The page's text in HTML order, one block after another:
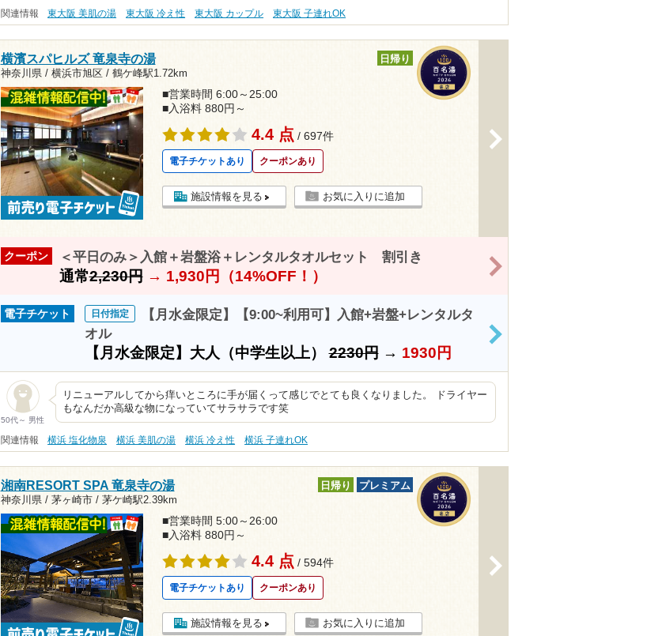
関連情報 東大阪 美肌の湯 東大阪 冷え性 東大阪 カップル 東大阪 子連れOK
横濱スパヒルズ 竜泉寺の湯
神奈川県 / 横浜市旭区 / 鶴ケ峰駅1.72km
日帰り
■営業時間 6:00～25:00
■入浴料 880円～
4.4 点 / 697件
電子チケットあり クーポンあり
施設情報を見る お気に入りに追加
クーポン ＜平日のみ＞入館＋岩盤浴＋レンタルタオルセット 割引き
通常2,230円→ 1,930円（14%OFF！）
電子チケット 日付指定
【月水金限定】【9:00~利用可】入館+岩盤+レンタルタ
オル
【月水金限定】大人（中学生以上）2230円→ 1930円
>
50代～ 男性
リニューアルしてから痒いところに手が届くって感じでとても良くなりました。 ドライヤー
もなんだか高級な物になっていてサラサラです笑
関連情報 横浜 塩化物泉 横浜 美肌の湯 横浜 冷え性 横浜 子連れOK
湘南RESORT SPA 竜泉寺の湯
神奈川県 / 茅ヶ崎市 / 茅ケ崎駅2.39km
日帰り プレミアム
■営業時間 5:00～26:00
■入浴料 880円～
4.4 点 / 594件
電子チケットあり クーポンあり
施設情報を見る お気に入りに追加